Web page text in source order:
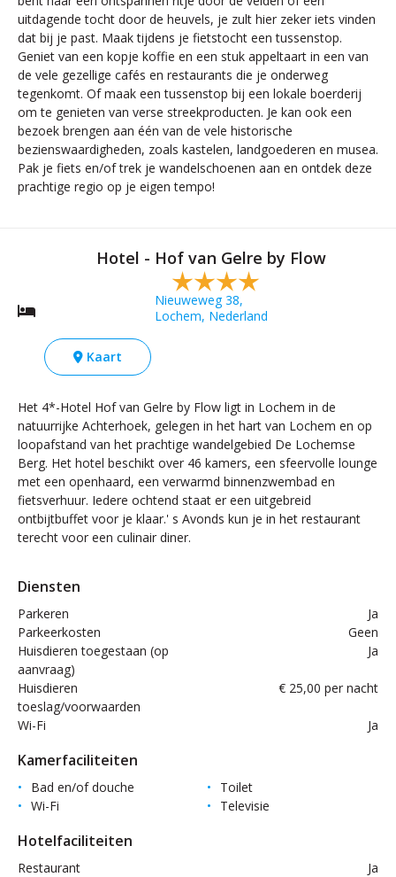
uitdagende tocht door de heuvels, je zult hier zeker iets vinden
dat bij je past. Maak tijdens je fietstocht een tussenstop.
Geniet van een kopje koffie en een stuk appeltaart in een van
de vele gezellige cafés en restaurants die je onderweg
tegenkomt. Of maak een tussenstop bij een lokale boerderij
om te genieten van verse streekproducten. Je kan ook een
bezoek brengen aan één van de vele historische
bezienswaardigheden, zoals kastelen, landgoederen en musea.
Pak je fiets en/of trek je wandelschoenen aan en ontdek deze
prachtige regio op je eigen tempo!
Hotel - Hof van Gelre by Flow
Nieuweweg 38,
Lochem, Nederland
Kaart
Het 4*-Hotel Hof van Gelre by Flow ligt in Lochem in de
natuurrijke Achterhoek, gelegen in het hart van Lochem en op
loopafstand van het prachtige wandelgebied De Lochemse
Berg. Het hotel beschikt over 46 kamers, een sfeervolle lounge
met een openhaard, een verwarmd binnenzwembad en
fietsverhuur. Iedere ochtend staat er een uitgebreid
ontbijtbuffet voor je klaar.' s Avonds kun je in het restaurant
terecht voor een culinair diner.
Diensten
Parkeren
Ja
Parkeerkosten
Geen
Huisdieren toegestaan (op
aanvraag)
Ja
Huisdieren
toeslag/voorwaarden
€ 25,00 per nacht
Wi-Fi Ja
Kamerfaciliteiten
Bad en/of douche
Toilet
Wi-Fi
Televisie
Hotelfaciliteiten
Restaurant
Ja